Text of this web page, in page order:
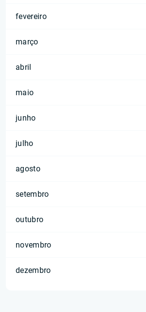
fevereiro
março
abril
maio
junho
julho
agosto
setembro
outubro
novembro
dezembro